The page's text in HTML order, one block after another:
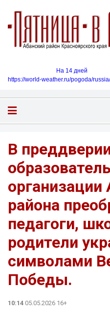
На 14 дней
https://world-weather.ru/pogoda/
В
организации
района
педагоги,
родители
символами
Победы.
10:14 05.05.2026 16+